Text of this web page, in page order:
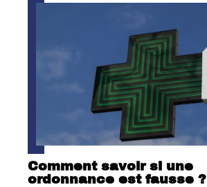
Comment savoir si une
ordonnance est fausse ?